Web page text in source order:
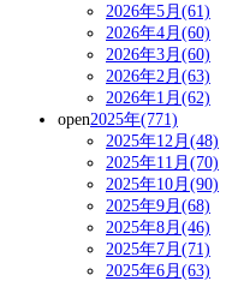
2026年5月(61)
2026年4月(60)
2026年3月(60)
2026年2月(63)
2026年1月(62)
open2025年(771)
2025年12月(48)
2025年11月(70)
2025年10月(90)
2025年9月(68)
2025年8月(46)
2025年7月(71)
2025年6月(63)